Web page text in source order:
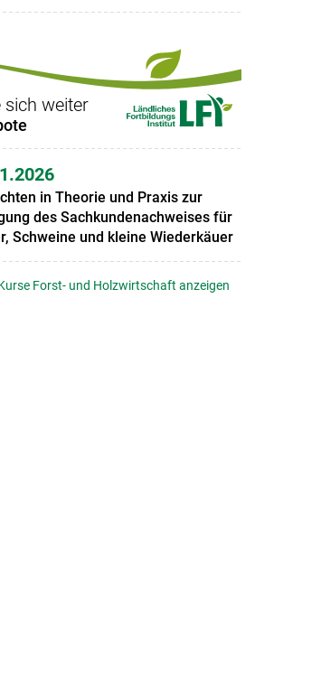
sich weiter
in Theorie und Praxis zur
des Sachkundenachweises für
Schweine und kleine Wiederkäuer
Forst- und Holzwirtschaft anzeigen